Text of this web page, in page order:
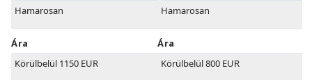
Hamarosan
Ára
Körülbelül 1150 EUR
Hamarosan
Ára
Körülbelül 800 EUR